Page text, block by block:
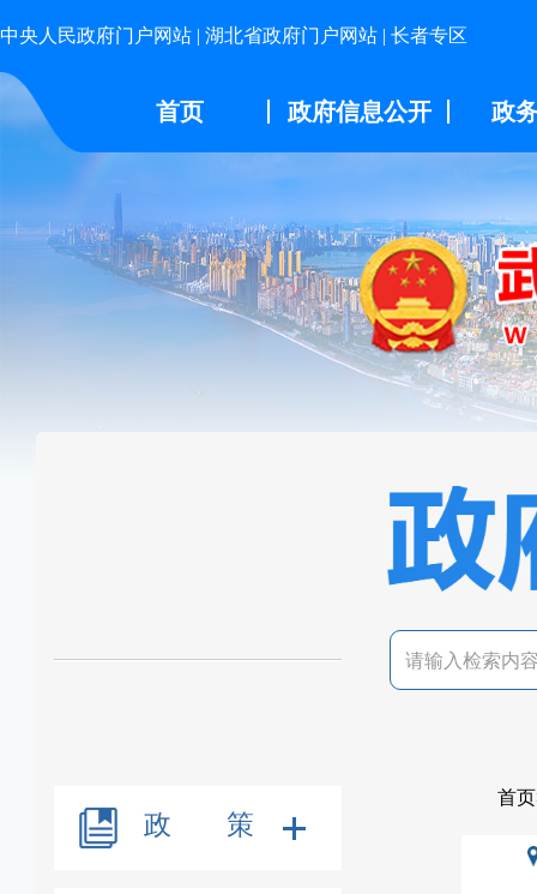
中央人民政府门户网站 | 湖北省政府门户网站 | 长者专区
首页 政府信息公开 政
政 策
首页